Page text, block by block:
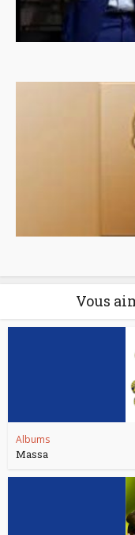
Vous
Albums
Massa